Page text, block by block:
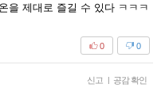
을 제대로 즐길 수 있다 ㅋㅋㅋ
0
0
신고 | 공감 확인